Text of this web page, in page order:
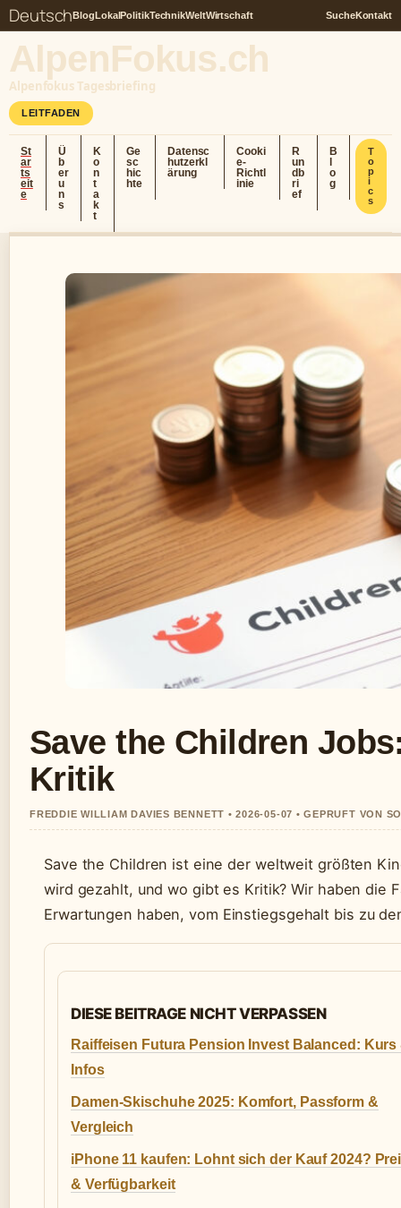
DeutschBlogLokalPolitikTechnikWeltWirtschaft SucheKontakt
AlpenFokus.ch
Alpenfokus Tagesbriefing
LEITFADEN
St
ar
ts
eit
e
Ü
b
er
u
n
s
K
o
n
t
a
k
t
Ge
sc
hic
hte
Datensc
hutzerkl
ärung
Cooki
e-
Richtl
inie
R
un
db
ri
ef
B
o
g
T
o
p
i
c
s
Save the Children
Kritik
FREDDIE WILLIAM DAVIES BENNETT • 2026-05-07 • GEPRUFT VON
Save the Children ist eine der weltweit größten
wird gezahlt, und wo gibt es Kritik? Wir haben die
Erwartungen haben, vom Einstiegsgehalt bis zu
DIESE BEITRAGE NICHT VERPASSEN
Raiffeisen Futura Pension Invest Balanced: Kurs
Infos
Damen-Skischuhe 2025: Komfort, Passform &
Vergleich
iPhone 11 kaufen: Lohnt sich der Kauf 2024?
& Verfügbarkeit